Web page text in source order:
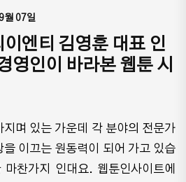
월 07일
엔티 김영훈 대표 인
영인이 바라본 웹툰 시
며 있는 가운데 각 분야의 전문가
이끄는 원동력이 되어 가고 있습
찬가지 인대요. 웹툰인사이트에